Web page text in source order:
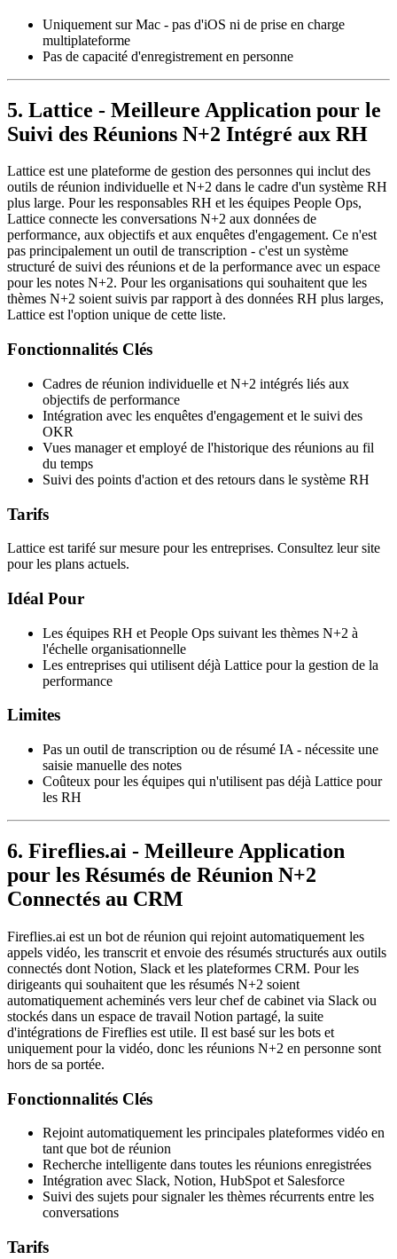
Uniquement sur Mac - pas d'iOS ni de prise en charge
multiplateforme
Pas de capacité d'enregistrement en personne
5. Lattice - Meilleure Application pour le
Suivi des Réunions N+2 Intégré aux RH
Lattice est une plateforme de gestion des personnes qui inclut des
outils de réunion individuelle et N+2 dans le cadre d'un système RH
plus large. Pour les responsables RH et les équipes People Ops,
Lattice connecte les conversations N+2 aux données de
performance, aux objectifs et aux enquêtes d'engagement. Ce n'est
pas principalement un outil de transcription - c'est un système
structuré de suivi des réunions et de la performance avec un espace
pour les notes N+2. Pour les organisations qui souhaitent que les
thèmes N+2 soient suivis par rapport à des données RH plus larges,
Lattice est l'option unique de cette liste.
Fonctionnalités Clés
Cadres de réunion individuelle et N+2 intégrés liés aux
objectifs de performance
Intégration avec les enquêtes d'engagement et le suivi des
OKR
Vues manager et employé de l'historique des réunions au fil
du temps
Suivi des points d'action et des retours dans le système RH
Tarifs
Lattice est tarifé sur mesure pour les entreprises. Consultez leur site
pour les plans actuels.
Idéal Pour
Les équipes RH et People Ops suivant les thèmes N+2 à
l'échelle organisationnelle
Les entreprises qui utilisent déjà Lattice pour la gestion de la
performance
Limites
Pas un outil de transcription ou de résumé IA - nécessite une
saisie manuelle des notes
Coûteux pour les équipes qui n'utilisent pas déjà Lattice pour
les RH
6. Fireflies.ai - Meilleure Application
pour les Résumés de Réunion N+2
Connectés au CRM
Fireflies.ai est un bot de réunion qui rejoint automatiquement les
appels vidéo, les transcrit et envoie des résumés structurés aux outils
connectés dont Notion, Slack et les plateformes CRM. Pour les
dirigeants qui souhaitent que les résumés N+2 soient
automatiquement acheminés vers leur chef de cabinet via Slack ou
stockés dans un espace de travail Notion partagé, la suite
d'intégrations de Fireflies est utile. Il est basé sur les bots et
uniquement pour la vidéo, donc les réunions N+2 en personne sont
hors de sa portée.
Fonctionnalités Clés
Rejoint automatiquement les principales plateformes vidéo en
tant que bot de réunion
Recherche intelligente dans toutes les réunions enregistrées
Intégration avec Slack, Notion, HubSpot et Salesforce
Suivi des sujets pour signaler les thèmes récurrents entre les
conversations
Tarifs